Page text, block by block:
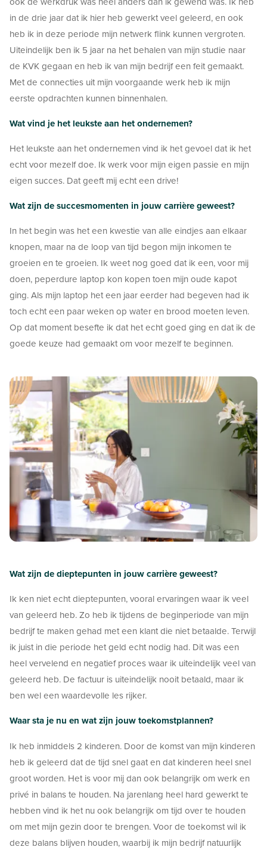
in de drie jaar dat ik hier heb gewerkt veel geleerd, en ook
heb ik in deze periode mijn netwerk flink kunnen vergroten.
Uiteindelijk ben ik 5 jaar na het behalen van mijn studie naar
de KVK gegaan en heb ik van mijn bedrijf een feit gemaakt.
Met de connecties uit mijn voorgaande werk heb ik mijn
eerste opdrachten kunnen binnenhalen.
Wat vind je het leukste aan het ondernemen?
Het leukste aan het ondernemen vind ik het gevoel dat ik het
echt voor mezelf doe. Ik werk voor mijn eigen passie en mijn
eigen succes. Dat geeft mij echt een drive!
Wat zijn de succesmomenten in jouw carrière geweest?
In het begin was het een kwestie van alle eindjes aan elkaar
knopen, maar na de loop van tijd begon mijn inkomen te
groeien en te groeien. Ik weet nog goed dat ik een, voor mij
doen, peperdure laptop kon kopen toen mijn oude kapot
ging. Als mijn laptop het een jaar eerder had begeven had ik
toch echt een paar weken op water en brood moeten leven.
Op dat moment besefte ik dat het echt goed ging en dat ik de
goede keuze had gemaakt om voor mezelf te beginnen.
Wat zijn de dieptepunten in jouw carrière geweest?
Ik ken niet echt dieptepunten, vooral ervaringen waar ik veel
van geleerd heb. Zo heb ik tijdens de beginperiode van mijn
bedrijf te maken gehad met een klant die niet betaalde. Terwijl
ik juist in die periode het geld echt nodig had. Dit was een
heel vervelend en negatief proces waar ik uiteindelijk veel van
geleerd heb. De factuur is uiteindelijk nooit betaald, maar ik
ben wel een waardevolle les rijker.
Waar sta je nu en wat zijn jouw toekomstplannen?
Ik heb inmiddels 2 kinderen. Door de komst van mijn kinderen
heb ik geleerd dat de tijd snel gaat en dat kinderen heel snel
groot worden. Het is voor mij dan ook belangrijk om werk en
privé in balans te houden. Na jarenlang heel hard gewerkt te
hebben vind ik het nu ook belangrijk om tijd over te houden
om met mijn gezin door te brengen. Voor de toekomst wil ik
deze balans blijven houden, waarbij ik mijn bedrijf natuurlijk